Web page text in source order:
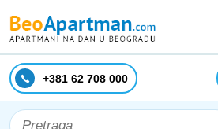
+381 62 708 000